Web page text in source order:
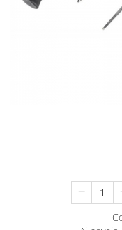
Aparate de vopsit
Aparate pe
Generatoare de ozon
Invertor / convertor